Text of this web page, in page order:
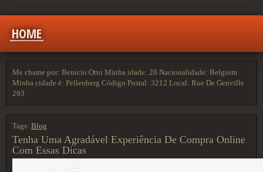
HOME
Me chame por: Benicio Otto Minha idade: 20 Nacionalidade: Belgium
Minha cidade é: Pellenberg Código Postal: 3212 Local: Rue De Genville
293
Tags: Blog
Tenha Uma Agradável Experiência De Compra Online
Com Essas Dicas